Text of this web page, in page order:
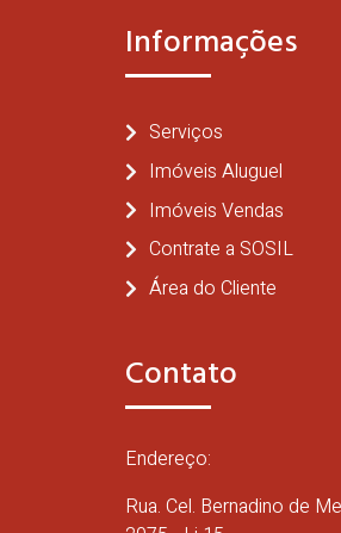
Informações
Serviços
Imóveis Aluguel
Imóveis Vendas
Contrate a SOSIL
Área do Cliente
Contato
Endereço:
Rua. Cel. Bernadino de